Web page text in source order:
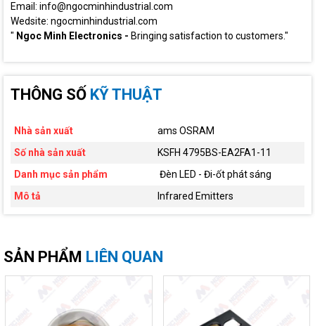
Email: info@ngocminhindustrial.com
Wedsite: ngocminhindustrial.com
" Ngoc Minh Electronics - Bringing satisfaction to customers."
THÔNG SỐ KỸ THUẬT
Nhà sản xuất
ams OSRAM
Số nhà sản xuất
KSFH 4795BS-EA2FA1-11
Danh mục sản phẩm
Đèn LED - Đi-ốt phát sáng
Mô tả
Infrared Emitters
SẢN PHẨM LIÊN QUAN